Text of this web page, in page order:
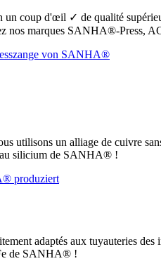
coup d'œil ✓ de qualité
marques SANHA®-Press,
utilisons un alliage de cuivre
au silicium de SANHA® !
adaptés aux tuyauteries
de SANHA® !